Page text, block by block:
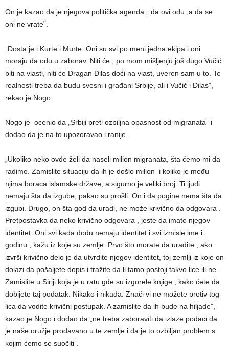
On je kazao da je njegova politička agenda „ da ovi odu ,a da se
oni ne vrate”.
„Dosta je i Kurte i Murte. Oni su svi po meni jedna ekipa i oni
moraju da odu u zaborav. Niti će , po mom mišljenju još dugo Vučić
biti na vlasti, niti će Dragan Đilas doći na vlast, uveren sam u to. Te
realnosti treba da budu svesni i građani Srbije, ali i Vučić i Đilas”,
rekao je Nogo.
Nogo je ocenio da „Srbiji preti ozbiljna opasnost od migranata” i
dodao da je na to upozoravao i ranije.
„Ukoliko neko ovde želi da naseli milion migranata, šta ćemo mi da
radimo. Zamislite situaciju da ih je došlo milion i koliko je među
njima boraca islamske države, a sigurno je veliki broj. Ti ljudi
nemaju šta da izgube, pakao su prošli. On i da pogine nema šta da
izgubi. Drugo, on šta god da uradi, ne može krivično da odgovara .
Pretpostavka da neko krivično odgovara , jeste da imate njegov
identitet. Oni svi kada dođu nemaju identitet i svi izmisle ime i
godinu , kažu iz koje su zemlje. Prvo što morate da uradite , ako
izvrši krivično delo je da utvrdite njegov identitet, toj zemlji iz koje on
dolazi da pošaljete dopis i tražite da li tamo postoji takvo lice ili ne.
Zamislite u Siriji koja je u ratu gde su izgorele knjige , kako ćete da
dobijete taj podatak. Nikako i nikada. Znači vi ne možete protiv tog
lica da vodite krivični postupak. A zamislite da ih bude na hiljade”,
kazao je Nogo i dodao da „ne treba zaboraviti da izlaze podaci da
je naše oružje prodavano u te zemlje i da je to ozbiljan problem s
kojim ćemo se suočiti”.